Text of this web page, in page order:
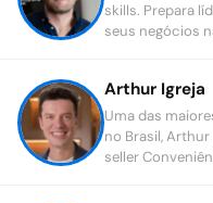
skills. Prepara
seus negócios
Arthur Igreja
Uma das
no Brasil,
seller